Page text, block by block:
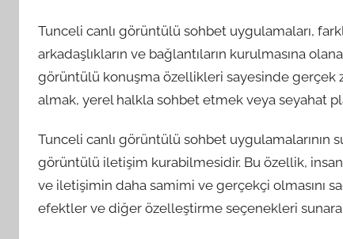
Tunceli canlı görüntülü sohbet uygulamaları,
arkadaşlıkların ve bağlantıların kurulmasına
görüntülü konuşma özellikleri sayesinde gerçek
almak, yerel halkla sohbet etmek veya seyahat
Tunceli canlı görüntülü sohbet uygulamalarının
görüntülü iletişim kurabilmesidir. Bu özellik,
ve iletişimin daha samimi ve gerçekçi olmasını
efektler ve diğer özelleştirme seçenekleri